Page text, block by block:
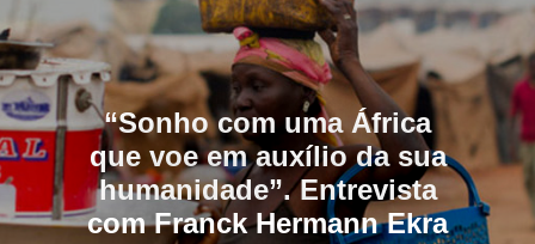
“Sonho com uma África
que voe em auxílio da sua
humanidade”. Entrevista
com Franck Hermann Ekra